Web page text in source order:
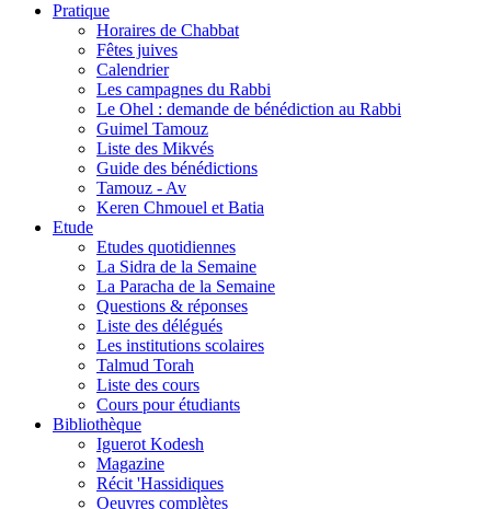
Pratique
Horaires de Chabbat
Fêtes juives
Calendrier
Les campagnes du Rabbi
Le Ohel : demande de bénédiction au Rabbi
Guimel Tamouz
Liste des Mikvés
Guide des bénédictions
Tamouz - Av
Keren Chmouel et Batia
Etude
Etudes quotidiennes
La Sidra de la Semaine
La Paracha de la Semaine
Questions & réponses
Liste des délégués
Les institutions scolaires
Talmud Torah
Liste des cours
Cours pour étudiants
Bibliothèque
Iguerot Kodesh
Magazine
Récit 'Hassidiques
Oeuvres complètes